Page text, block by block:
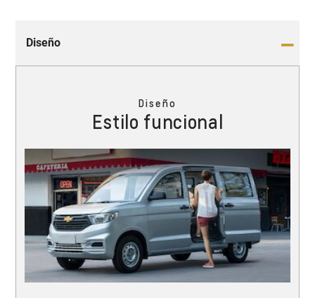
Diseño
Diseño
Estilo funcional